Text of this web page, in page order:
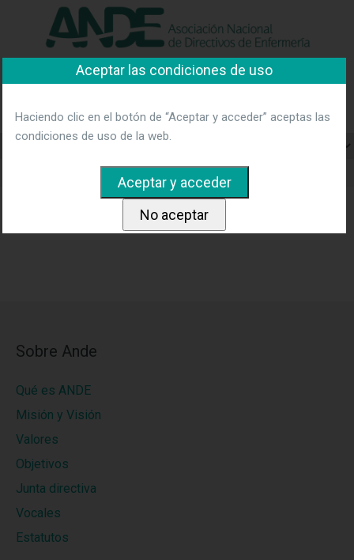
"Ver política"
*Acepto las condiciones
No aceptar y salir
Asociación Nacional de
Directivos de Enfermería
Home Boletin-Inscripcion
Sobre Ande
Qué es ANDE
Misión y Visión
Valores
Objetivos
Junta directiva
Vocales
Estatutos
Aceptar las condiciones de uso
Haciendo clic en el botón de “Aceptar y acceder” aceptas las
condiciones de uso de la web.